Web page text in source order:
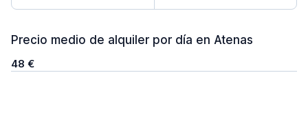
Precio medio de alquiler por día en Atenas
48 €